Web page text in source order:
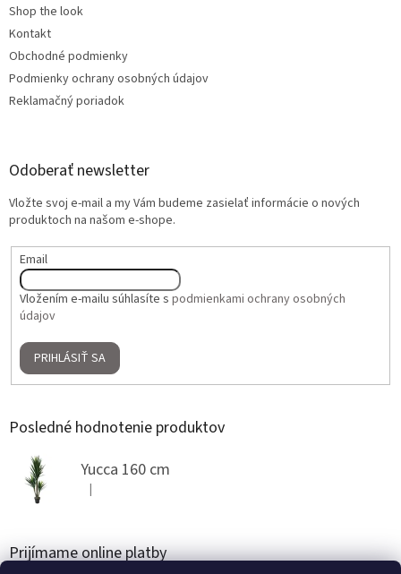
Shop the look
Kontakt
Obchodné podmienky
Podmienky ochrany osobných údajov
Reklamačný poriadok
Odoberať newsletter
Vložte svoj e-mail a my Vám budeme zasielať informácie o nových
produktoch na našom e-shope.
Email
Vložením e-mailu súhlasíte s podmienkami ochrany osobných
údajov
PRIHLÁSIŤ SA
Posledné hodnotenie produktov
Yucca 160 cm
Hodnotenie produktu je 5 z 5 hviezdičiek.
|
Prijímame online platby